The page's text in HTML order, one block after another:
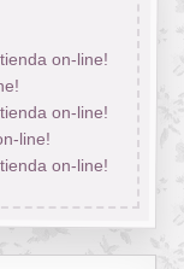
on-line!
on-line!
line!
on-line!